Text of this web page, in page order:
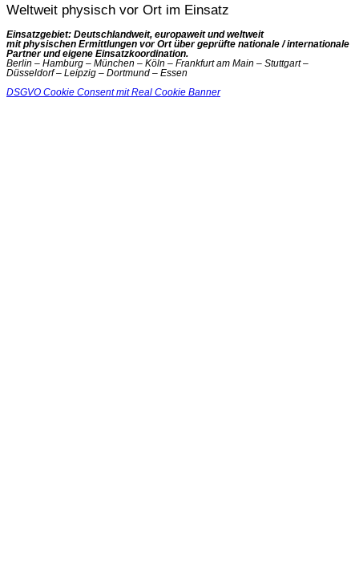
Weltweit physisch vor Ort im Einsatz
Einsatzgebiet: Deutschlandweit, europaweit und weltweit
mit physischen Ermittlungen vor Ort über geprüfte nationale / internationale
Partner und eigene Einsatzkoordination.
Berlin – Hamburg – München – Köln – Frankfurt am Main – Stuttgart –
Düsseldorf – Leipzig – Dortmund – Essen
DSGVO Cookie Consent mit Real Cookie Banner